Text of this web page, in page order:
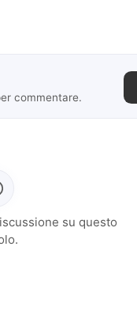
commentare.
su questo